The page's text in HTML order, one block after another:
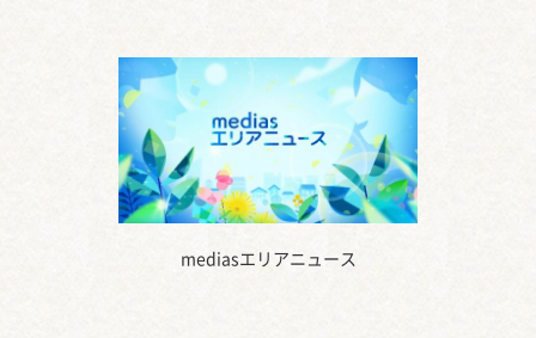
mediasエリアニュース